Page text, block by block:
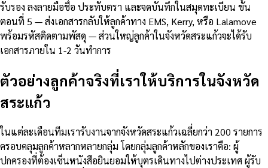
รับรอง ลงลายมือชื่อ ประทับตรา และจดบันทึกในสมุดทะเบียน ขั้น
ตอนที่ 5 — ส่งเอกสารกลับให้ลูกค้าทาง EMS, Kerry, หรือ Lalamove
พร้อมรหัสติดตามพัสดุ — ส่วนใหญ่ลูกค้าในจังหวัดสระแก้วจะได้รับ
เอกสารภายใน 1-2 วันทำการ
ตัวอย่างลูกค้าจริงที่เราให้บริการในจังหวัด
สระแก้ว
ในแต่ละเดือนทีมเรารับงานจากจังหวัดสระแก้วเฉลี่ยกว่า 200 รายการ
ครอบคลุมลูกค้าหลากหลายกลุ่ม โดยกลุ่มลูกค้าหลักของเราคือ: ผู้
ปกครองที่ต้องเซ็นหนังสือยินยอมให้บุตรเดินทางไปต่างประเทศ ผู้รับ